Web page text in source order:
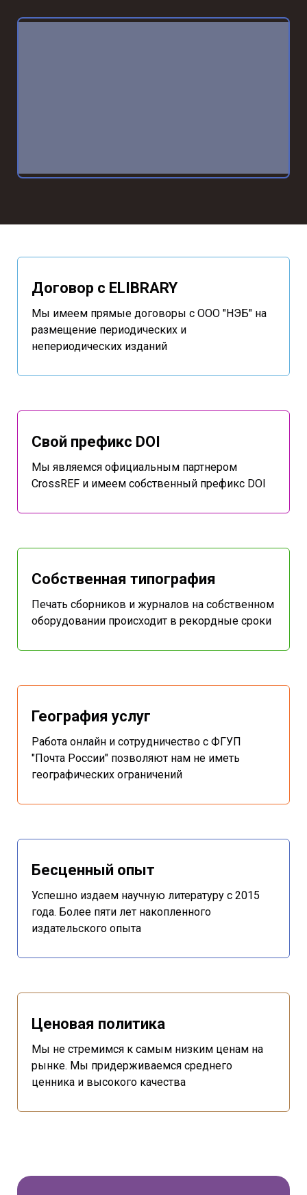
Договор с ELIBRARY
Мы имеем прямые договоры с ООО "НЭБ" на
размещение периодических и
непериодических изданий
Свой префикс DOI
Мы являемся официальным партнером
CrossREF и имеем собственный префикс DOI
Собственная типография
Печать сборников и журналов на собственном
оборудовании происходит в рекордные сроки
География услуг
Работа онлайн и сотрудничество с ФГУП
"Почта России" позволяют нам не иметь
географических ограничений
Бесценный опыт
Успешно издаем научную литературу с 2015
года. Более пяти лет накопленного
издательского опыта
Ценовая политика
Мы не стремимся к самым низким ценам на
рынке. Мы придерживаемся среднего
ценника и высокого качества